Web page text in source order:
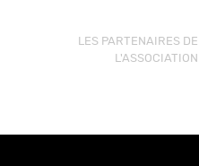
LES PARTENAIRES DE
L'ASSOCIATION